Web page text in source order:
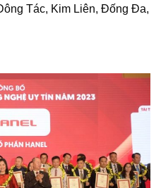
Tác, Kim Liên, Đống Đa,